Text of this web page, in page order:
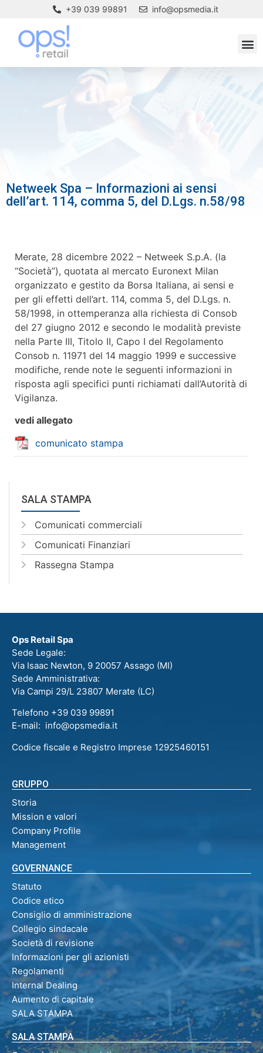
+39 039 99891 info@opsmedia.it
Netweek Spa – Informazioni ai sensi
dell’art. 114, comma 5, del D.Lgs. n.58/98
Merate, 28 dicembre 2022 – Netweek S.p.A. (la
“Società”), quotata al mercato Euronext Milan
organizzato e gestito da Borsa Italiana, ai sensi e
per gli effetti dell’art. 114, comma 5, del D.Lgs. n.
58/1998, in ottemperanza alla richiesta di Consob
del 27 giugno 2012 e secondo le modalità previste
nella Parte III, Titolo II, Capo I del Regolamento
Consob n. 11971 del 14 maggio 1999 e successive
modifiche, rende note le seguenti informazioni in
risposta agli specifici punti richiamati dall’Autorità di
Vigilanza.
vedi allegato
comunicato stampa
SALA STAMPA
Comunicati commerciali
Comunicati Finanziari
Rassegna Stampa
Ops Retail Spa
Sede Legale:
Via Isaac Newton, 9 20057 Assago (MI)
Sede Amministrativa:
Via Campi 29/L 23807 Merate (LC)
Telefono +39 039 99891
E-mail: info@opsmedia.it
Codice fiscale e Registro Imprese 12925460151
GRUPPO
Storia
Mission e valori
Company Profile
Management
GOVERNANCE
Statuto
Codice etico
Consiglio di amministrazione
Collegio sindacale
Società di revisione
Informazioni per gli azionisti
Regolamenti
Internal Dealing
Aumento di capitale
SALA STAMPA
SALA STAMPA